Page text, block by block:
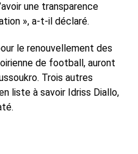
une transparence
», a-t-il déclaré.
le renouvellement des
de football, auront
Trois autres
liste à savoir Idriss Diallo,